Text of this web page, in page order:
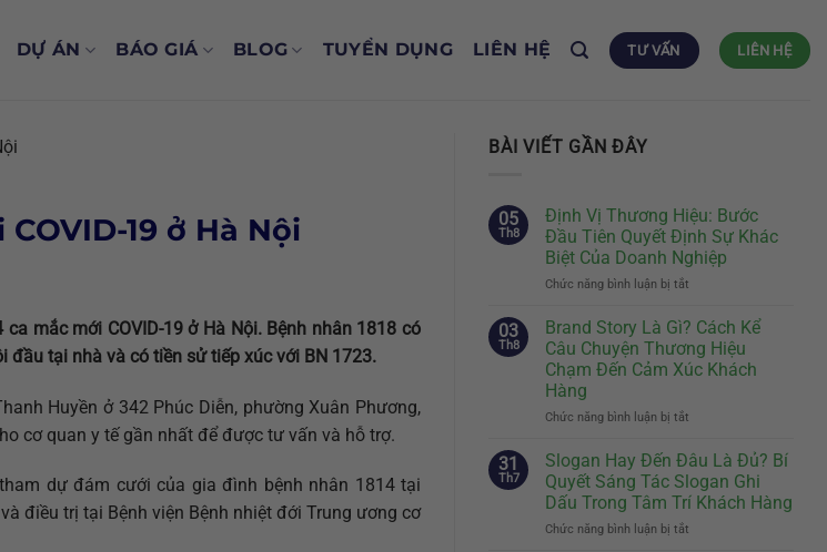
DỰ ÁN BÁO GIÁ BLOG TUYỂN DỤNG LIÊN HỆ TƯ VẤN LIÊN HỆ
19 ở Hà Nội
mắc mới COVID-19 ở Hà Nội. Bệnh nhân 1818 có
đầu tại nhà và có tiền sử tiếp xúc với BN 1723.
Huyền ở 342 Phúc Diễn, phường Xuân Phương,
cơ quan y tế gần nhất để được tư vấn và hỗ trợ.
dự đám cưới của gia đình bệnh nhân 1814 tại
điều trị tại Bệnh viện Bệnh nhiệt đới Trung ương cơ
BÀI VIẾT GẦN ĐÂY
05
Th8
Định Vị Thương Hiệu: Bước
Đầu Tiên Quyết Định Sự Khác
Biệt Của Doanh Nghiệp
Chức năng bình luận bị tắt
Vị
Thương
Hiệu:
Bước
Định
Khác
Biệt
03
Th8
Brand Story Là Gì? Cách Kể
Câu Chuyện Thương Hiệu
Chạm Đến Cảm Xúc Khách
Hàng
Chức năng bình luận bị tắt
Story
Gì?
Cách
31
Th7
Slogan Hay Đến Đâu Là Đủ? Bí
Quyết Sáng Tác Slogan Ghi
Dấu Trong Tâm Trí Khách Hàng
Chức năng bình luận bị tắt